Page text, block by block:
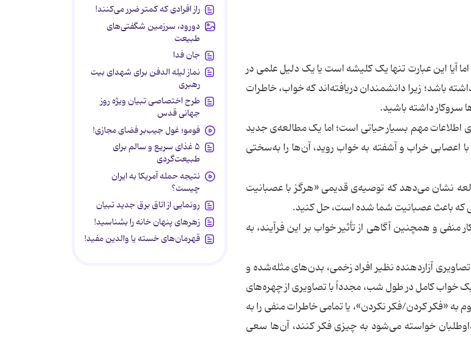
آیا این عبارت تنها یک کلیشه است یا یک دلیل علمی در
زیرا دانشمندان دریافته‌اند که خواب، خاطرات
سروکار داشته باشید.
مهم بسیار حیاتی است؛ اما یک مطالعه‌ی جدید
اعصابی خراب و آشفته به خواب روید، آن‌ها را به‌سختی
نشان می‌دهد که توصیه‌ی قدیمی «هرگز با عصبانیت
که باعث عصبانیت شما شده است، حل کنید.
با افکار منفی و همچنین آگاهی از تأثیر خواب بر این فرآیند، به
آزاردهنده نظیر افراد زخمی، بدن‌های مثله‌شده و
خواب کامل در طول شب، مجدداً با تصاویری از چهره‌های
«فکر کردن/فکر نکردن»، یا تمامی خاطرات منفی را به
داوطلبان خواسته می‌شود به چیزی فکر کنند، آن‌ها سعی
راز افرادی که کمتر ضرر می‌کنند!
دورود، سرزمین شگفتی‌های
طبیعت
جان فدا
نماز لیله الدفن برای شهدای بیت
رهبری
طرح اختصاصی تبیان ویژه روز
جهانی قدس
فومو؛ غول جیب‌بر فضای مجازی!
۵ غذای سریع و سالم برای
طبیعت‌گردی
نتیجه حمله آمریکا به ایران
چیست؟
رونمایی از اتاق برق جدید تبیان
زهرهای پنهان خانه را بشناسید!
قهرمان‌های خسته یا والدین مفید!